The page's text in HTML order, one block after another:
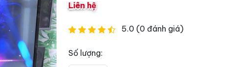
Liên hệ
5.0 (0 đánh giá)
Số lượng: